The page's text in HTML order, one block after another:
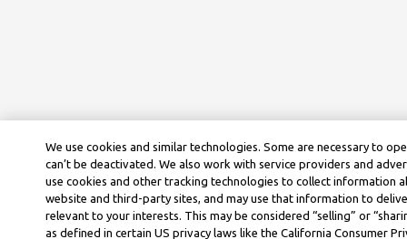
We use cookies and similar technologies. Some are necessary to
can’t be deactivated. We also work with service providers and
use cookies and other tracking technologies to collect information
website and third-party sites, and may use that information to
relevant to your interests. This may be considered “selling” or
as defined in certain US privacy laws like the California Consumer